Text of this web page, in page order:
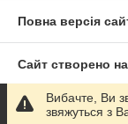
Повна версія
Сайт створено
Політика
Вибачте, Ви
звяжуться з